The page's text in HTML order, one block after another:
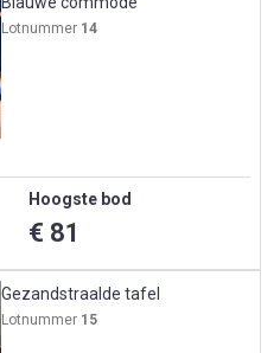
Lotnummer 14
Hoogste bod
€ 81
Gezandstraalde tafel
Lotnummer 15